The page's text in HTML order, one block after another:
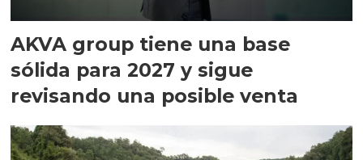
AKVA group tiene una base
sólida para 2027 y sigue
revisando una posible venta